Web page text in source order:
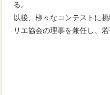
る。
以後、様々なコンテストに
リエ協会の理事を兼任し、